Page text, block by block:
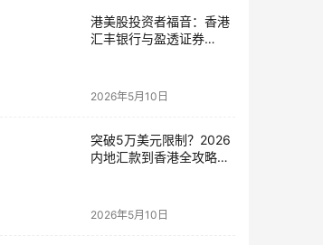
港美股投资者福音：香港
汇丰银行与盈透证券
稳！
2026年5月10日
突破5万美元限制？2026
内地汇款到香港全攻略：
2026年5月10日